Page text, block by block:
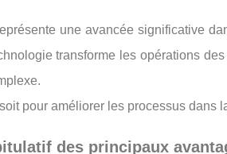
une avancée significative
transforme les opérations
pour améliorer les processus dans
des principaux